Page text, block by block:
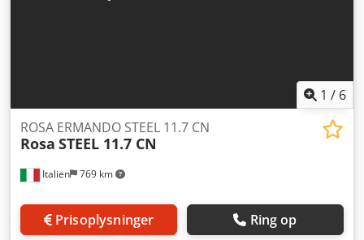
1 / 6
Italien 769 km
ROSA ERMANDO STEEL 11.7 CN
Rosa STEEL 11.7 CN
Prisoplysninger Ring op